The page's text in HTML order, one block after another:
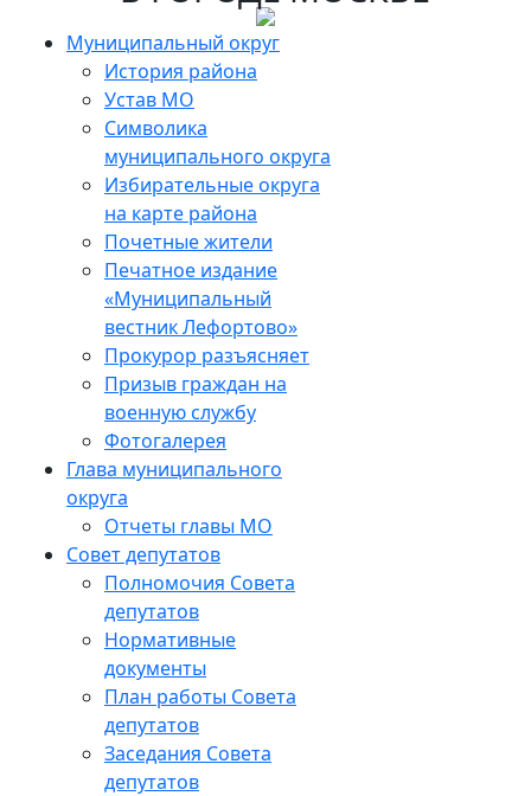
Муниципальный округ
История района
Устав МО
Символика
муниципального округа
Избирательные округа
на карте района
Почетные жители
Печатное издание
«Муниципальный
вестник Лефортово»
Прокурор разъясняет
Призыв граждан на
военную службу
Фотогалерея
Глава муниципального
округа
Отчеты главы МО
Совет депутатов
Полномочия Совета
депутатов
Нормативные
документы
План работы Совета
депутатов
Заседания Cовета
депутатов